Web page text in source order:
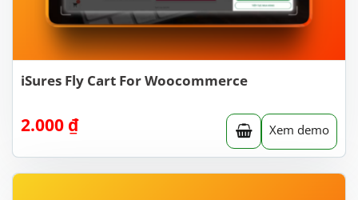
iSures Fly Cart For Woocommerce
2.000 ₫ Xem demo